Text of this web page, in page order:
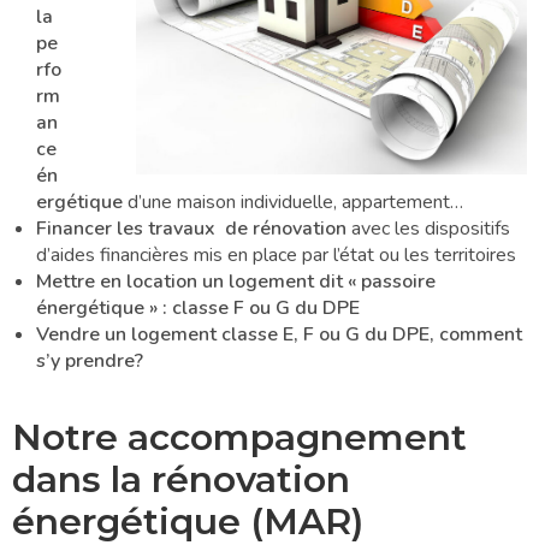
la
pe
rfo
rm
an
ce
én
ergétiqued’une maison individuelle, appartement…
Financer les travaux de rénovation avec les dispositifs
d’aides financières mis en place par l’état ou les territoires
Mettre en location un logement dit « passoire
énergétique » : classe F ou G du DPE
Vendre un logement classe E, F ou G du DPE, comment
s’y prendre?
Notre accompagnement
dans la rénovation
énergétique (MAR)